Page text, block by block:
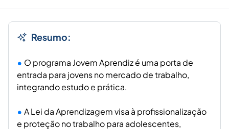
Resumo:
O programa Jovem Aprendiz é uma porta de
entrada para jovens no mercado de trabalho,
integrando estudo e prática.
A Lei da Aprendizagem visa à profissionalização
e proteção no trabalho para adolescentes,